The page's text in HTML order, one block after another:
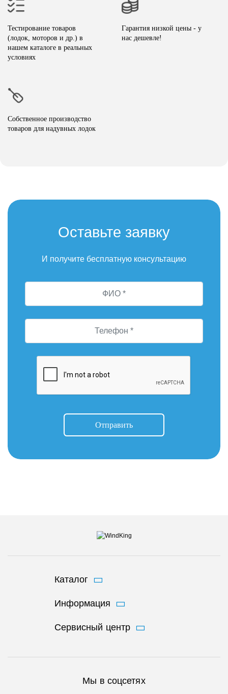
Тестирование товаров
(лодок, моторов и др.) в
нашем каталоге в реальных
условиях
Гарантия низкой цены - у
нас дешевле!
Собственное производство
товаров для надувных лодок
Оставьте заявку
И получите бесплатную консультацию
Отправить
Каталог
Информация
Сервисный центр
Мы в соцсетях